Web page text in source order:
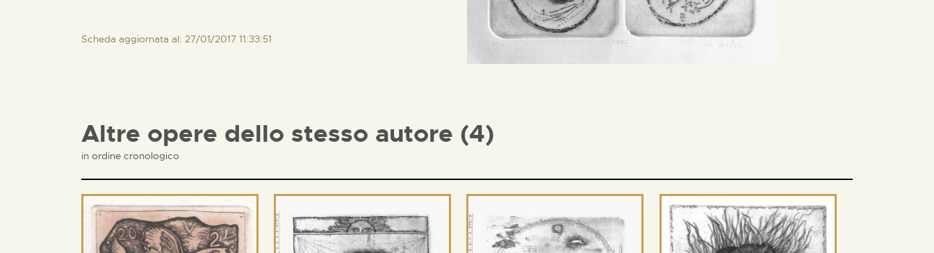
Scheda aggiornata al: 27/01/2017 11:33:51
Altre opere dello stesso autore (4)
in ordine cronologico